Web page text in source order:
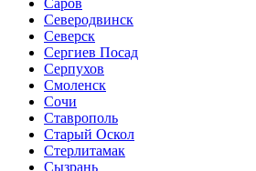
Саров
Северодвинск
Северск
Сергиев Посад
Серпухов
Смоленск
Сочи
Ставрополь
Старый Оскол
Стерлитамак
Сызрань